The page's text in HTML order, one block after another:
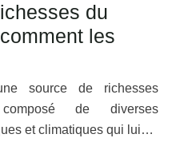
du
les
source de richesses
de diverses
et climatiques qui lui…